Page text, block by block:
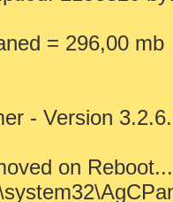
= 296,00 mb
- Version
on Reboot...